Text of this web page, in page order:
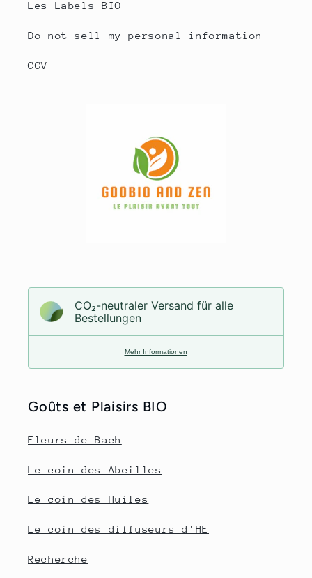
Les Labels BIO
Do not sell my personal information
CGV
CO₂-neu­t­raler Versand für alle
Bestellungen
Mehr Informationen
Goûts et Plaisirs BIO
Fleurs de Bach
Le coin des Abeilles
Le coin des Huiles
Le coin des diffuseurs d'HE
Recherche